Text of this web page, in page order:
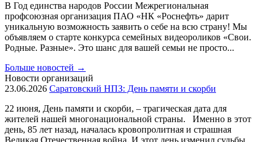
В Год единства народов России Межрегиональная
профсоюзная организация ПАО «НК «Роснефть» дарит
уникальную возможность заявить о себе на всю страну! Мы
объявляем о старте конкурса семейных видеороликов «Свои.
Родные. Разные». Это шанс для вашей семьи не просто...
Больше новостей →
Новости организаций
23.06.2026 Саратовский НПЗ: День памяти и скорби
22 июня, День памяти и скорби, – трагическая дата для
жителей нашей многонациональной страны. Именно в этот
день, 85 лет назад, началась кровопролитная и страшная
Великая Отечественная война. И этот день изменил судьбы